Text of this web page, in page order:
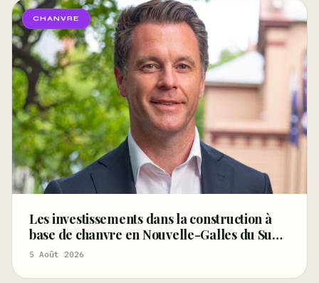
CHANVRE
Les investissements dans la construction à
base de chanvre en Nouvelle-Galles du Sud
renforcent la position de l’État en tant que
5 Août 2026